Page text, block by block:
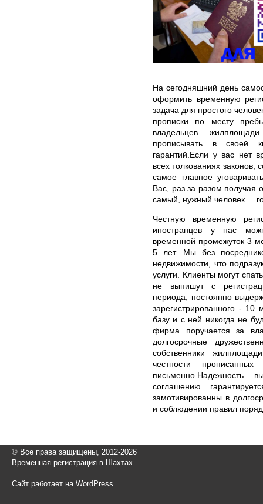
На сегодняшний день
оформить временную
задача для простого
прописки по месту
владельцев
прописывать в своей
гарантий.Если у вас нет
всех толкованиях законов,
самое главное
Вас, раз за разом получая
самый, нужный человек....
Честную временную
иностранцев у нас
временной промежуток 3
5 лет. Мы без
недвижимости, что
услуги. Клиенты могут
не выпишут с
периода, постоянно
зарегистрированного -
базу и с ней никогда не
фирма поручается за
долгосрочные
собственники
честности
письменно.Надежность
соглашению
замотивированны в
и соблюдении правил
© Все права защищены, 2012-2026
Временная регистрация в Шахтах.
Сайт работает на WordPress